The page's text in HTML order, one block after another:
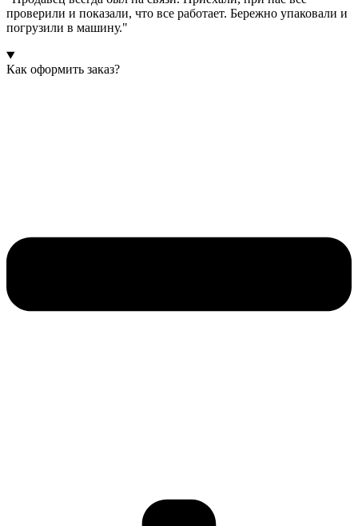
проверили и показали, что все работает. Бережно упаковали и
погрузили в машину."
Как оформить заказ?